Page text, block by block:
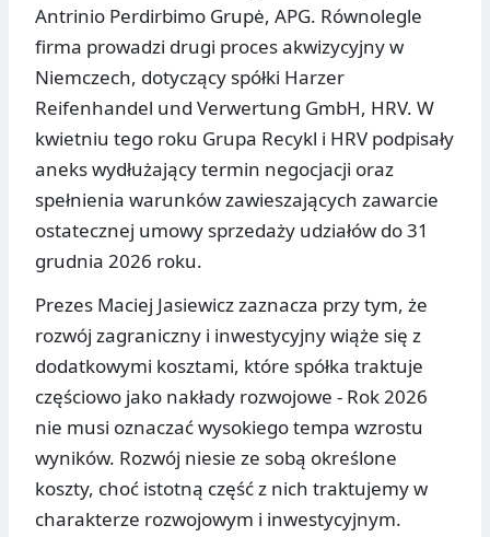
Antrinio Perdirbimo Grupė, APG. Równolegle
firma prowadzi drugi proces akwizycyjny w
Niemczech, dotyczący spółki Harzer
Reifenhandel und Verwertung GmbH, HRV. W
kwietniu tego roku Grupa Recykl i HRV podpisały
aneks wydłużający termin negocjacji oraz
spełnienia warunków zawieszających zawarcie
ostatecznej umowy sprzedaży udziałów do 31
grudnia 2026 roku.
Prezes Maciej Jasiewicz zaznacza przy tym, że
rozwój zagraniczny i inwestycyjny wiąże się z
dodatkowymi kosztami, które spółka traktuje
częściowo jako nakłady rozwojowe - Rok 2026
nie musi oznaczać wysokiego tempa wzrostu
wyników. Rozwój niesie ze sobą określone
koszty, choć istotną część z nich traktujemy w
charakterze rozwojowym i inwestycyjnym.